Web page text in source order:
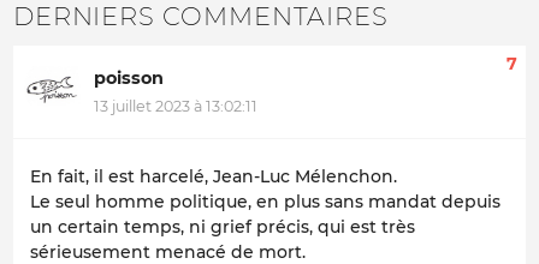
DERNIERS COMMENTAIRES
poisson
13 juillet 2023 à 13:02:11
7
En fait, il est harcelé, Jean-Luc Mélenchon.
Le seul homme politique, en plus sans mandat depuis
un certain temps, ni grief précis, qui est très
sérieusement menacé de mort.